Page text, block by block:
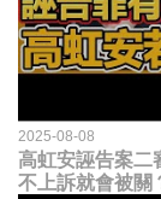
2025-08-08
高虹安誣告案二
不上訴就會被關